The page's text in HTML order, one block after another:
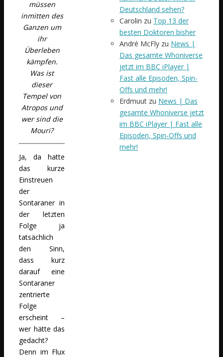
müssen
inmitten des
Ganzen um
ihr
Überleben
kämpfen.
Was ist
dieser
Tempel von
Atropos und
wer sind die
Mouri?
Ja, da hatte
das kurze
Einstreuen
der
Sontaraner in
der letzten
Folge ja
tatsächlich
den Sinn,
dass kurz
darauf eine
Sontaraner
zentrierte
Folge
erscheint –
wer hätte das
gedacht?
Denn im Flux
Deutschland sehen?
Carolin zu Top 13 der
besten Doktoren bisher
André McFly zu News |
Das gesamte Whoniverse
jetzt im BBC iPlayer |
Fast alle Episoden, Spin-
Offs und mehr!
Erdmuut zu News | Das
gesamte Whoniverse jetzt
im BBC iPlayer | Fast alle
Episoden, Spin-Offs und
mehr!